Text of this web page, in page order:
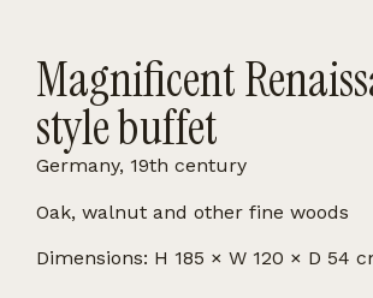
Magnificent
style buffet
Germany, 19th century
Oak, walnut and other fine woods
Dimensions: H 185 × W 120 × D 54